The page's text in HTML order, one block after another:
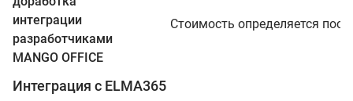
интеграции
разработчиками
MANGO OFFICE
Стоимость определяется
Интеграция с ELMA365